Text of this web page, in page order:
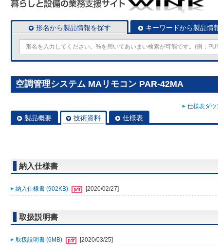
形名から製品情報を探す キーワードから製品情
空調管理システム MAリモコン PAR-42MA
仕様表ダ
製品概要 技術資料 仕様表
納入仕様書
納入仕様書 (902KB) [2020/02/27]
取扱説明書
取扱説明書 (6MB)
[2020/03/25]